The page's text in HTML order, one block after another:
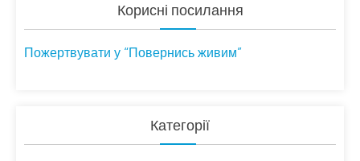
Корисні посилання
Пожертвувати у “Повернись живим”
Категорії